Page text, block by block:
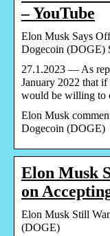
– YouTube
Elon Musk Says
Dogecoin (DOGE)
27.1.2023 — As
January 2022 that
would be willing to
Elon Musk
Dogecoin (DOGE)
Elon Musk
on
Elon Musk Still
(DOGE)